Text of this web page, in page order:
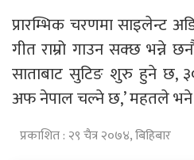
प्रारम्भिक चरणमा साइलेन्ट
गीत राम्रो गाउन सक्छ भन्ने
साताबाट सुटिङ शुरु हुने छ,
अफ नेपाल चल्ने छ,’ महतले
प्रकाशित : २९ चैत्र २०७४, बिहिबार